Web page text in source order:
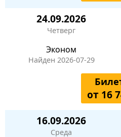
24.09.2026
Четверг
Эконом
Найден 2026-07-29
от 16
16.09.2026
Среда